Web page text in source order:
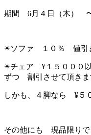
期間 6月４日（木）
✴︎ソファ １０％ 値引
✴︎チェア ¥１５０００
ずつ 割引させて頂きま
しかも、４脚なら ¥５
その他にも 現品限りで